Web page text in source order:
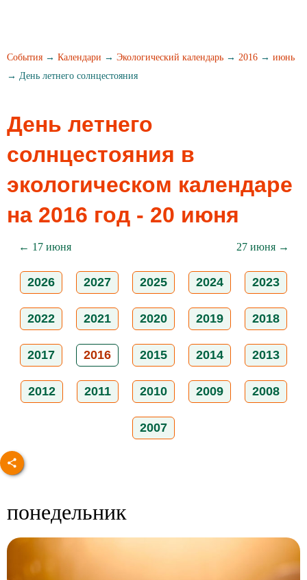
События → Календари → Экологический календарь → 2016 → июнь
→ День летнего солнцестояния
День летнего
солнцестояния в
экологическом календаре
на 2016 год - 20 июня
← 17 июня 27 июня →
2026 2027 2025 2024 2023
2022 2021 2020 2019 2018
2017 2016 2015 2014 2013
2012 2011 2010 2009 2008
2007
понедельник